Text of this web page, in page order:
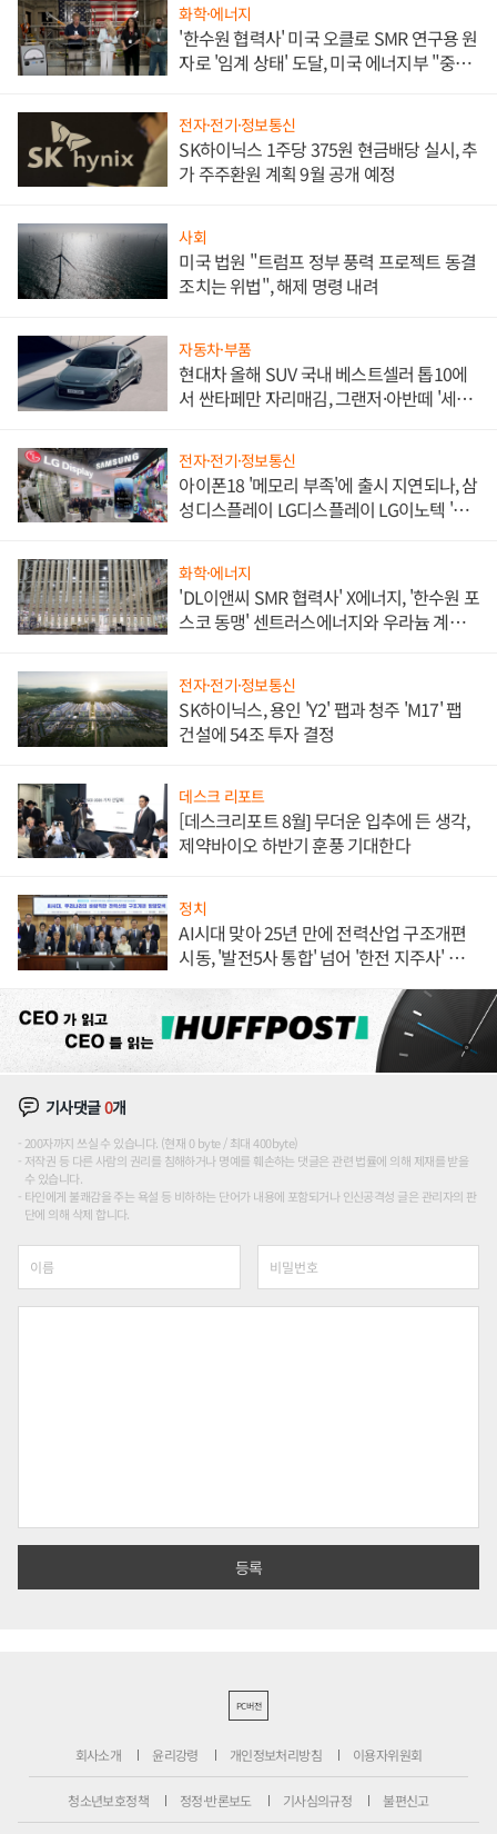
화학·에너지
'한수원 협력사' 미국 오클로 SMR 연구용 원
자로 '임계 상태' 도달, 미국 에너지부 "중요
전자·전기·정보통신
SK하이닉스 1주당 375원 현금배당 실시, 추
가 주주환원 계획 9월 공개 예정
사회
미국 법원 "트럼프 정부 풍력 프로젝트 동결
조치는 위법", 해제 명령 내려
자동차·부품
현대차 올해 SUV 국내 베스트셀러 톱10에
서 싼타페만 자리매김, 그랜저·아반떼 '세단
전자·전기·정보통신
아이폰18 '메모리 부족'에 출시 지연되나, 삼
성디스플레이 LG디스플레이 LG이노텍 '탈
화학·에너지
'DL이앤씨 SMR 협력사' X에너지, '한수원 포
스코 동맹' 센트러스에너지와 우라늄 계약
전자·전기·정보통신
SK하이닉스, 용인 'Y2' 팹과 청주 'M17' 팹
건설에 54조 투자 결정
데스크 리포트
[데스크리포트 8월] 무더운 입추에 든 생각,
제약바이오 하반기 훈풍 기대한다
정치
AI시대 맞아 25년 만에 전력산업 구조개편
시동, '발전5사 통합' 넘어 '한전 지주사' 재편
기사댓글0개
200자까지 쓰실 수 있습니다. (현재 0 byte / 최대 400byte)
저작권 등 다른 사람의 권리를 침해하거나 명예를 훼손하는 댓글은 관련 법률에 의해 제재를 받을
수 있습니다.
타인에게 불쾌감을 주는 욕설 등 비하하는 단어가 내용에 포함되거나 인신공격성 글은 관리자의 판
단에 의해 삭제 합니다.
PC버전
회사소개 윤리강령 개인정보처리방침 이용자위원회
청소년보호정책 정정·반론보도 기사심의규정 불편신고